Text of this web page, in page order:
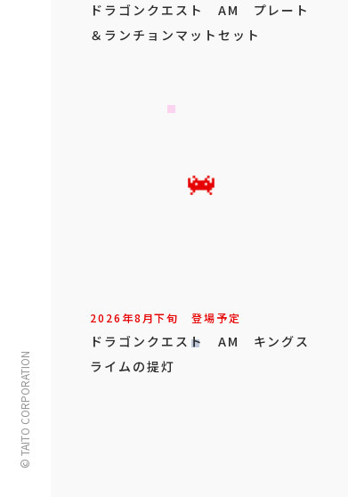
© TAITO CORPORATION
ドラゴンクエスト AM プレート
＆ランチョンマットセット
2026年8月下旬 登場予定
ドラゴンクエスト AM キングス
ライムの提灯